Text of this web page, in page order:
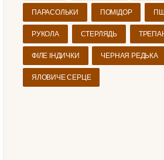
ПАРАСОЛЬКИ ПОМІДОР
РУКОЛА СТЕРЛЯДЬ
ФІЛЕ ІНДИЧКИ ЧЕРНАЯ РЕДЬКА
ЯЛОВИЧЕ СЕРЦЕ